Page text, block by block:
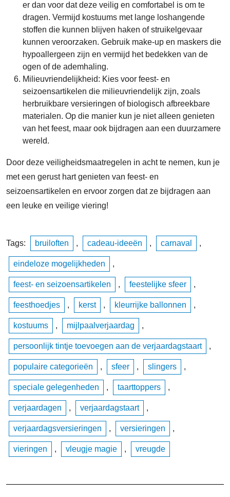
er dan voor dat deze veilig en comfortabel is om te
dragen. Vermijd kostuums met lange loshangende
stoffen die kunnen blijven haken of struikelgevaar
kunnen veroorzaken. Gebruik make-up en maskers die
hypoallergeen zijn en vermijd het bedekken van de
ogen of de ademhaling.
Milieuvriendelijkheid: Kies voor feest- en
seizoensartikelen die milieuvriendelijk zijn, zoals
herbruikbare versieringen of biologisch afbreekbare
materialen. Op die manier kun je niet alleen genieten
van het feest, maar ook bijdragen aan een duurzamere
wereld.
Door deze veiligheidsmaatregelen in acht te nemen, kun je
met een gerust hart genieten van feest- en
seizoensartikelen en ervoor zorgen dat ze bijdragen aan
een leuke en veilige viering!
Tags: bruiloften , cadeau-ideeën , carnaval ,
eindeloze mogelijkheden ,
feest- en seizoensartikelen , feestelijke sfeer ,
feesthoedjes , kerst , kleurrijke ballonnen ,
kostuums , mijlpaalverjaardag ,
persoonlijk tintje toevoegen aan de verjaardagstaart ,
populaire categorieën , sfeer , slingers ,
speciale gelegenheden , taarttoppers ,
verjaardagen , verjaardagstaart ,
verjaardagsversieringen , versieringen ,
vieringen , vleugje magie , vreugde